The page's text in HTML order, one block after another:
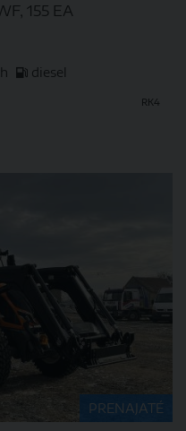
155 EA
diesel
RK4
PRENAJATÉ